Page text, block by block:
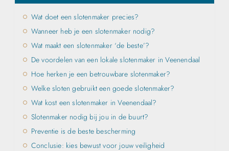
Wat doet een slotenmaker precies?
Wanneer heb je een slotenmaker nodig?
Wat maakt een slotenmaker ‘de beste’?
De voordelen van een lokale slotenmaker in Veenendaal
Hoe herken je een betrouwbare slotenmaker?
Welke sloten gebruikt een goede slotenmaker?
Wat kost een slotenmaker in Veenendaal?
Slotenmaker nodig bij jou in de buurt?
Preventie is de beste bescherming
Conclusie: kies bewust voor jouw veiligheid